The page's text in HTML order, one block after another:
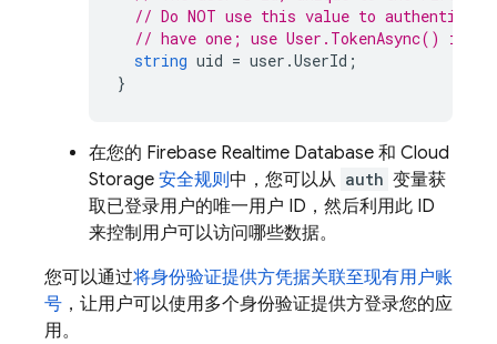
// Do NOT use this value to
// have one; use User.TokenAsync()
string uid = user .UserId ;
}
在您的 Firebase Realtime Database 和 Cloud
Storage 安全规则中，您可以从 auth 变量获
取已登录用户的唯一用户 ID，然后利用此 ID
来控制用户可以访问哪些数据。
您可以通过将身份验证提供方凭据关联至现有用户账
号 ，让用户可以使用多个身份验证提供方登录您的应
用。